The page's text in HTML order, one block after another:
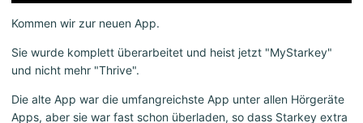
Kommen wir zur neuen App.
Sie wurde komplett überarbeitet und heist jetzt "MyStarkey"
und nicht mehr "Thrive".
Die alte App war die umfangreichste App unter allen Hörgeräte
Apps, aber sie war fast schon überladen, so dass Starkey extra